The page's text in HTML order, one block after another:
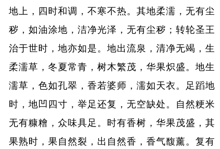
地上，四时和调，不寒不热。其地柔濡，无有尘
秽，如油涂地，洁净光泽，无有尘秽；转轮圣王
治于世时，地亦如是。地出流泉，清净无竭，生
柔濡草，冬夏常青，树木繁茂，华果炽盛。地生
濡草，色如孔翠，香若婆师，濡如天衣。足蹈地
时，地凹四寸，举足还复，无空缺处。自然粳米
无有糠糩，众味具足。时有香树，华果茂盛，其
果熟时，果自然裂，出自然香，香气馥薰。复有